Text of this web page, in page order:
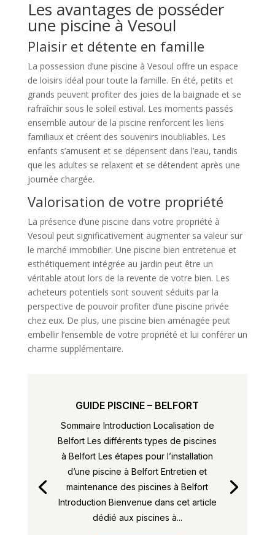
Les avantages de posséder
une piscine à Vesoul
Plaisir et détente en famille
La possession d’une piscine à Vesoul offre un espace
de loisirs idéal pour toute la famille. En été, petits et
grands peuvent profiter des joies de la baignade et se
rafraîchir sous le soleil estival. Les moments passés
ensemble autour de la piscine renforcent les liens
familiaux et créent des souvenirs inoubliables. Les
enfants s’amusent et se dépensent dans l’eau, tandis
que les adultes se relaxent et se détendent après une
journée chargée.
Valorisation de votre propriété
La présence d’une piscine dans votre propriété à
Vesoul peut significativement augmenter sa valeur sur
le marché immobilier. Une piscine bien entretenue et
esthétiquement intégrée au jardin peut être un
véritable atout lors de la revente de votre bien. Les
acheteurs potentiels sont souvent séduits par la
perspective de pouvoir profiter d’une piscine privée
chez eux. De plus, une piscine bien aménagée peut
embellir l’ensemble de votre propriété et lui conférer un
charme supplémentaire.
GUIDE PISCINE – BELFORT
Sommaire Introduction Localisation de
Belfort Les différents types de piscines
à Belfort Les étapes pour l’installation
d’une piscine à Belfort Entretien et
maintenance des piscines à Belfort
Introduction Bienvenue dans cet article
dédié aux piscines à...